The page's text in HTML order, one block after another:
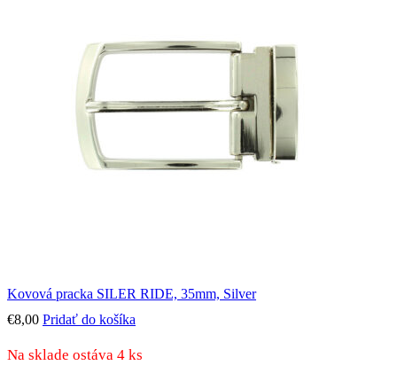
Kovová pracka SILER RIDE, 35mm, Silver
€8,00 Pridať do košíka
Na sklade ostáva 4 ks